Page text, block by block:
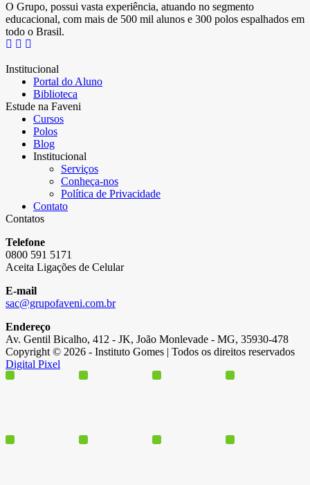
O Grupo, possui vasta experiência, atuando no segmento
educacional, com mais de 500 mil alunos e 300 polos espalhados em
todo o Brasil.
Institucional
Portal do Aluno
Biblioteca
Estude na Faveni
Cursos
Polos
Blog
Institucional
Serviços
Conheça-nos
Política de Privacidade
Contato
Contatos
Telefone
0800 591 5171
Aceita Ligações de Celular
E-mail
sac@grupofaveni.com.br
Endereço
Av. Gentil Bicalho, 412 - JK, João Monlevade - MG, 35930-478
Copyright © 2026 - Instituto Gomes | Todos os direitos reservados
Digital Pixel